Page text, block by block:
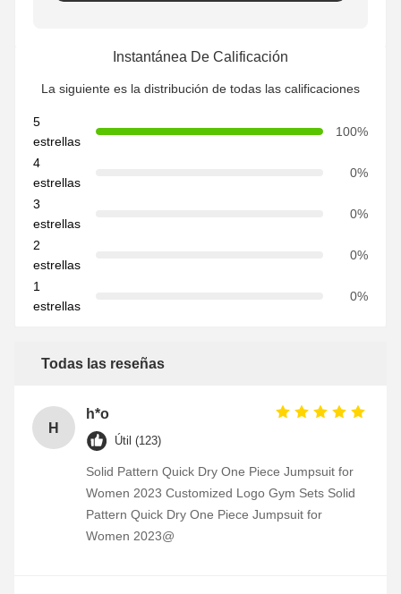
Instantánea De Calificación
La siguiente es la distribución de todas las calificaciones
5
estrellas
100%
4
estrellas
0%
3
estrellas
0%
2
estrellas
0%
1
estrellas
0%
Todas las reseñas
H
h*o
Útil (123)
Solid Pattern Quick Dry One Piece Jumpsuit for
Women 2023 Customized Logo Gym Sets Solid
Pattern Quick Dry One Piece Jumpsuit for
Women 2023@